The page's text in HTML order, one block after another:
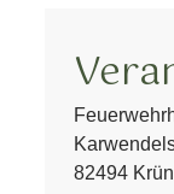
82494 Krün